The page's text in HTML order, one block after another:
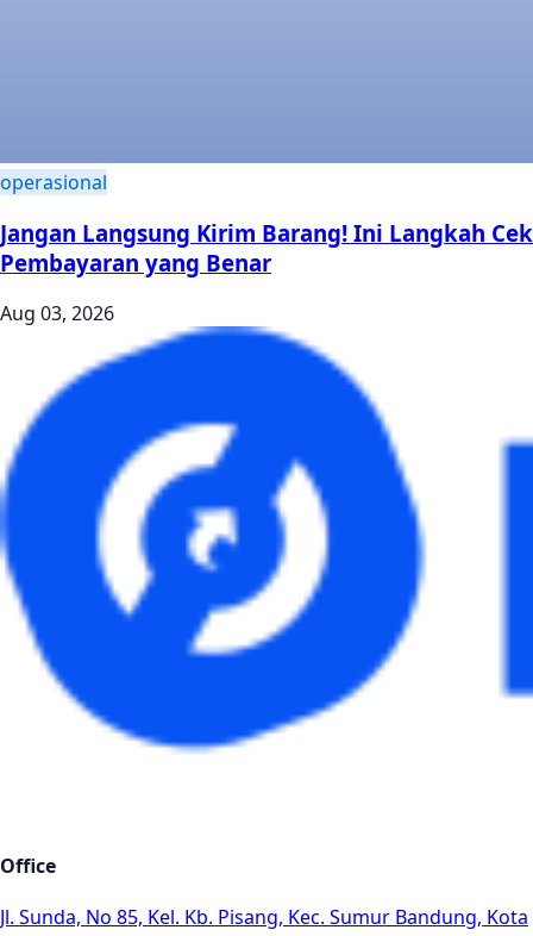
operasional
Jangan Langsung Kirim Barang! Ini Langkah Cek
Pembayaran yang Benar
Aug 03, 2026
Office
Jl. Sunda, No 85, Kel. Kb. Pisang, Kec. Sumur Bandung, Kota